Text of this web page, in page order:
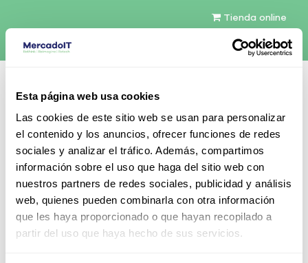
Esta página web usa cookies
Las cookies de este sitio web se usan para personalizar
el contenido y los anuncios, ofrecer funciones de redes
sociales y analizar el tráfico. Además, compartimos
información sobre el uso que haga del sitio web con
nuestros partners de redes sociales, publicidad y análisis
web, quienes pueden combinarla con otra información
que les haya proporcionado o que hayan recopilado a
partir del uso que haya hecho de sus servicios.
Tienda online
Español
Contáctenos
Todos los productos
Dell T430 PCI to BP 8LFF/16SFF SAS Cable